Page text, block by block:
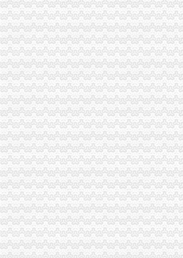
【事务所专业代账公司,优质服务让您满意_审计代账
昆山代账公司,昆山代账,昆山代理记账,昆山代理做账,
芜湖财务代账公司找安诚代账会计张维欢为您代办新
沈代账会计_代办营业执照注册_沈代账公司_沈瑞亚
【南京代账公司】-代理记帐-南京赶集网
沈代帐公司、沈代帐会计、沈代账公司、沈代账会计
渝中区重庆天地
重庆渝中区的重庆天地除了琳琅,还有哪些地方可以
重庆市渝中区人民
请问渝中区重庆天地这附近有什么送外卖的啊急求_
渝中区重庆天地精装两房绝版户型限量团购热销,重
投诉渝中区重庆天地雍江艺庭小区物管_重庆市公开
渝中：免费上网区域扩展到大坪和重庆天地——人民
渝中区重庆天地雍江翠璟楼层低带车位出售欢迎实地
重庆时尚购物-重庆渝中区重庆天地店铺-重庆天地店
渝中区华龙桥重庆天地分析.ppt
渝中区重庆天地,佳黄金地段商铺开.抢,重庆渝中李子
两路口代账公司
【庐区三孝口专业注册公司代账报税欢迎来电咨询丁
蜀山区黄岳路口附近注册公司代账报税找江秀秀低价